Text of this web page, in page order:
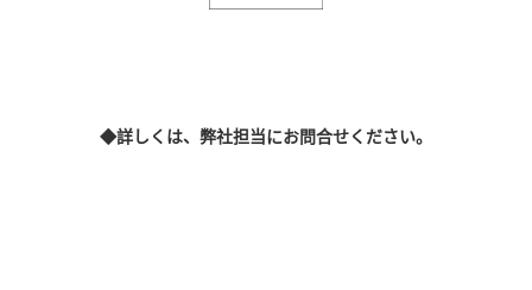
◆詳しくは、弊社担当にお問合せください。